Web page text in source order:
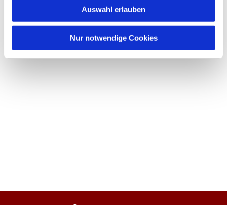
Auswahl erlauben
Nur notwendige Cookies